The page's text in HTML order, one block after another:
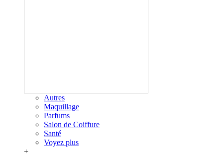
Autres
Maquillage
Parfums
Salon de Coiffure
Santé
Voyez plus
+